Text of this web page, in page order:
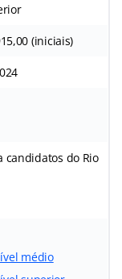
(iniciais)
candidatos do Rio
médio